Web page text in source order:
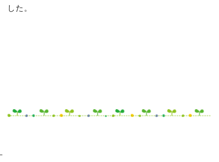
した。